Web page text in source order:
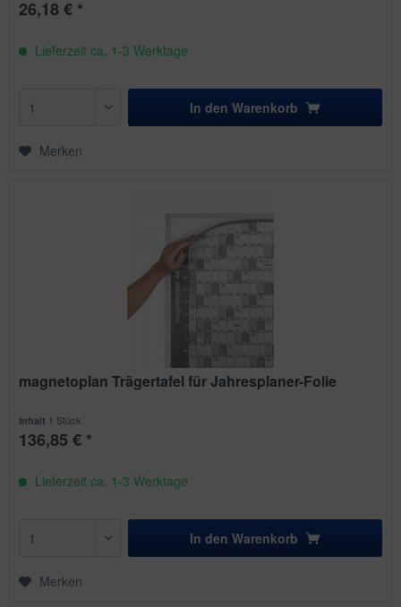
26,18 € *
Lieferzeit ca. 1-3 Werktage
In den Warenkorb
Merken
magnetoplan Trägertafel für Jahresplaner-Folie
Inhalt 1 Stück
136,85 € *
Lieferzeit ca. 1-3 Werktage
In den Warenkorb
Merken